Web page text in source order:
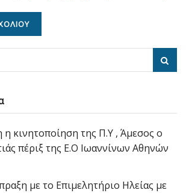
η κινητοποίηση της Π.Υ , Άμεσος ο
πέριξ της Ε.Ο Ιωαννίνων Αθηνών
με το Επιμελητήριο Ηλείας με